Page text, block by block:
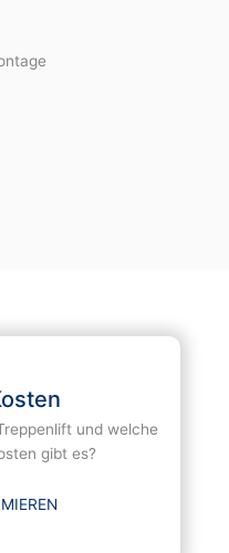
und welche
gibt es?